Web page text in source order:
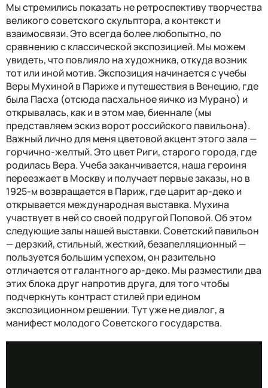
Мы стремились показать не ретроспективу творчества
великого советского скульптора, а контекст и
взаимосвязи. Это всегда более любопытно, по
сравнению с классической экспозицией. Мы можем
увидеть, что повлияло на художника, откуда возник
тот или иной мотив. Экспозиция начинается с учебы
Веры Мухиной в Париже и путешествия в Венецию, где
была Пасха (отсюда пасхальное яичко из Мурано) и
открывалась, как и в этом мае, биеннале (мы
представляем эскиз ворот российского павильона).
Важный лично для меня цветовой акцент этого зала —
горчично-желтый. Это цвет Риги, старого города, где
родилась Вера. Учеба заканчивается, наша героиня
переезжает в Москву и получает первые заказы, но в
1925-м возвращается в Париж, где царит ар-деко и
открывается международная выставка. Мухина
участвует в ней со своей подругой Поповой. Об этом
следующие залы нашей выставки. Советский павильон
— дерзкий, стильный, жесткий, безапелляционный —
пользуется большим успехом, он разительно
отличается от галантного ар-деко. Мы разместили два
этих блока друг напротив друга, для того чтобы
подчеркнуть контраст стилей при едином
экспозиционном решении. Тут уже не диалог, а
манифест молодого Советского государства.